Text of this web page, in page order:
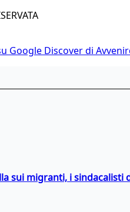
Google Discover di
sui migranti, i sindacalisti